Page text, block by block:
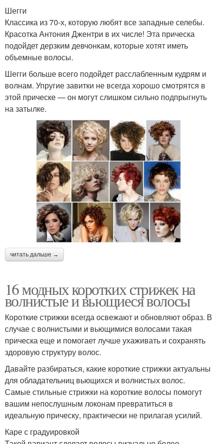
Шегги
Классика из 70-х, которую любят все западные селебы.
Красотка Антония Джентри в их числе! Эта прическа
подойдет дерзким девчонкам, которые хотят иметь
объемные волосы.
Шегги больше всего подойдет расслабленным кудрям и
волнам. Упругие завитки не всегда хорошо смотрятся в
этой прическе — он могут слишком сильно подпрыгнуть
на затылке.
читать дальше →
16 модных коротких стрижек на
волнистые и вьющиеся волосы
Короткие стрижки всегда освежают и обновляют образ. В
случае с волнистыми и вьющимися волосами такая
прическа еще и помогает лучше ухаживать и сохранять
здоровую структуру волос.
Давайте разбираться, какие короткие стрижки актуальны
для обладательниц вьющихся и волнистых волос.
Самые стильные стрижки на короткие волосы помогут
вашим непослушным локонам превратиться в
идеальную прическу, практически не прилагая усилий.
Каре с градуировкой